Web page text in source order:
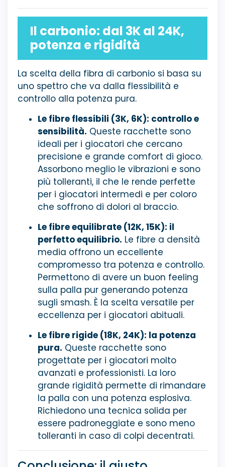
Il carbonio: dal 3K al 24K,
potenza e rigidità
La scelta della fibra di carbonio si basa su
uno spettro che va dalla flessibilità e
controllo alla potenza pura.
Le fibre flessibili (3K, 6K): controllo e
sensibilità. Queste racchette sono
ideali per i giocatori che cercano
precisione e grande comfort di gioco.
Assorbono meglio le vibrazioni e sono
più tolleranti, il che le rende perfette
per i giocatori intermedi e per coloro
che soffrono di dolori al braccio.
Le fibre equilibrate (12K, 15K): il
perfetto equilibrio. Le fibre a densità
media offrono un eccellente
compromesso tra potenza e controllo.
Permettono di avere un buon feeling
sulla palla pur generando potenza
sugli smash. È la scelta versatile per
eccellenza per i giocatori abituali.
Le fibre rigide (18K, 24K): la potenza
pura. Queste racchette sono
progettate per i giocatori molto
avanzati e professionisti. La loro
grande rigidità permette di rimandare
la palla con una potenza esplosiva.
Richiedono una tecnica solida per
essere padroneggiate e sono meno
tolleranti in caso di colpi decentrati.